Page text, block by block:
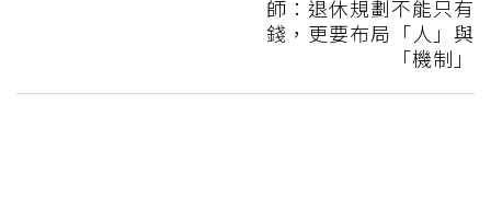
師：退休規劃不能只有
錢，更要布局「人」與
「機制」